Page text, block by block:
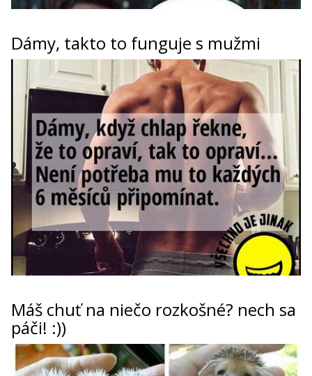
Dámy, takto to funguje s mužmi
Máš chuť na niečo rozkošné? nech sa
páči! :))